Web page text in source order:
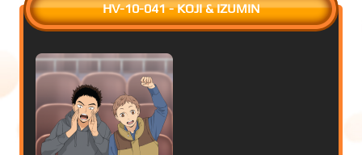
HV-10-041 - KOJI & IZUMIN